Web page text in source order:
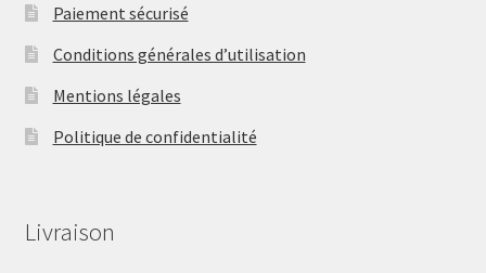
Paiement sécurisé
Conditions générales d’utilisation
Mentions légales
Politique de confidentialité
Livraison